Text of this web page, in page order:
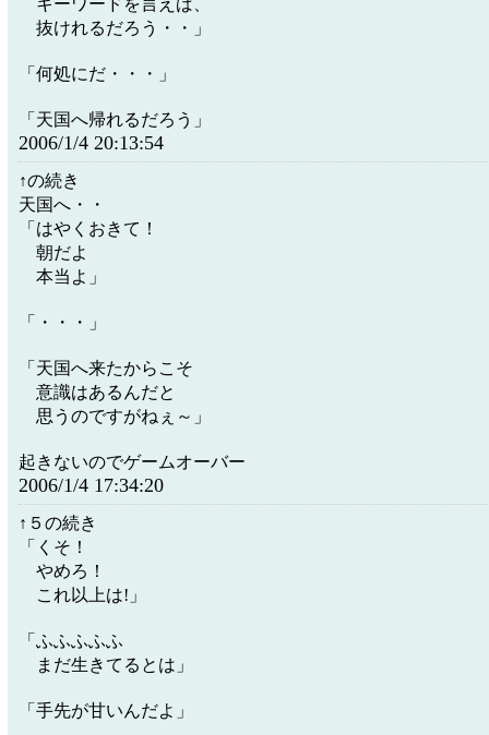
抜けれるだろう・・」
「何処にだ・・・」
「天国へ帰れるだろう」
2006/1/4 20:13:54
↑の続き
天国へ・・
「はやくおきて！
朝だよ
本当よ」
「・・・」
「天国へ来たからこそ
意識はあるんだと
思うのですがねぇ～」
起きないのでゲームオーバー
2006/1/4 17:34:20
↑５の続き
「くそ！
やめろ！
これ以上は!」
「ふふふふふ
まだ生きてるとは」
「手先が甘いんだよ」